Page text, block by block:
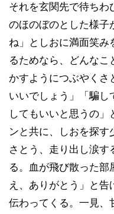
それを玄関先で待ちわ
のほのぼのとした様子
ね」としおに満面笑み
るためなら、どんなこ
かすようにつぶやくさ
いいでしょう」「騙し
してもいいと思うの」
ンと共に、しおを探す
さとう、走り出し涙
る。血が飛び散った
え、ありがとう」と
伝わってくる。一見、